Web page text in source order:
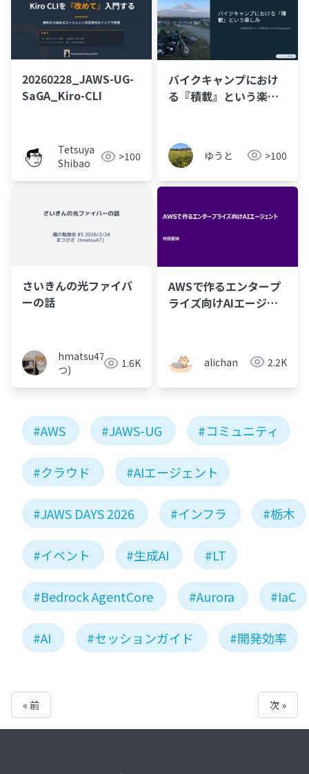
20260228_JAWS-UG-
SaGA_Kiro-CLI
Tetsuya
Shibao
>100
バイクキャンプにおけ
る『積載』という楽し
ゆうと >100
さいきんの光ファイバ
ーの話
hmatsu47(ま
つ)
1.6K
AWSで作るエンタープ
ライズ向けAIエージェ
alichan 2.2K
#AWS #JAWS-UG #コミュニティ
#クラウド #AIエージェント
#JAWS DAYS 2026 #インフラ #栃木
#イベント #生成AI #LT
#Bedrock AgentCore #Aurora #IaC
#AI #セッションガイド #開発効率
« 前 次 »